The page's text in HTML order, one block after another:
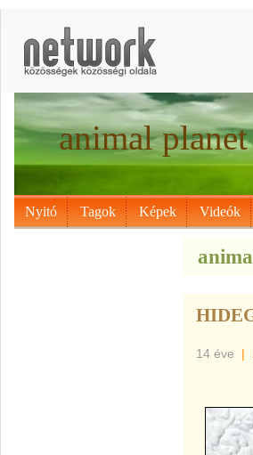
animal
Nyitó Tagok Képek Videók
14 éve |